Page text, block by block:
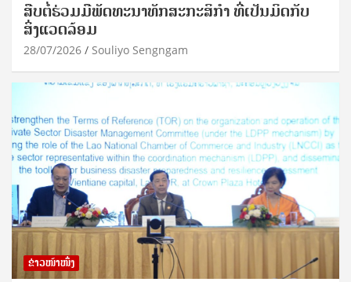
ສືບຕໍ່ຮ່ວມມືພັດທະນາທັກສະກະສິກຳ ທີ່ເປັນມິດກັບ
ສິ່ງແວດລ້ອມ
28/07/2026 Souliyo Sengngam
ຂ່າວໜ້າໜຶ່ງ